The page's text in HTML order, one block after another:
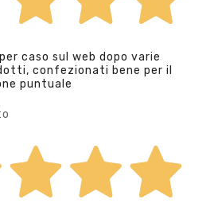
caso sul web dopo varie
confezionati bene per il
puntuale